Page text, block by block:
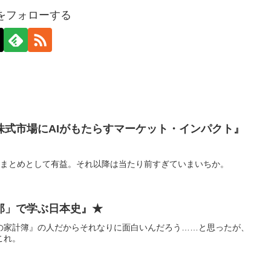
フォローする
市場にAIがもたらすマーケット・インパクト』
とめとして有益。それ以降は当たり前すぎていまいちか。
」で学ぶ日本史』★
家計簿』の人だからそれなりに面白いんだろう……と思ったが、
。